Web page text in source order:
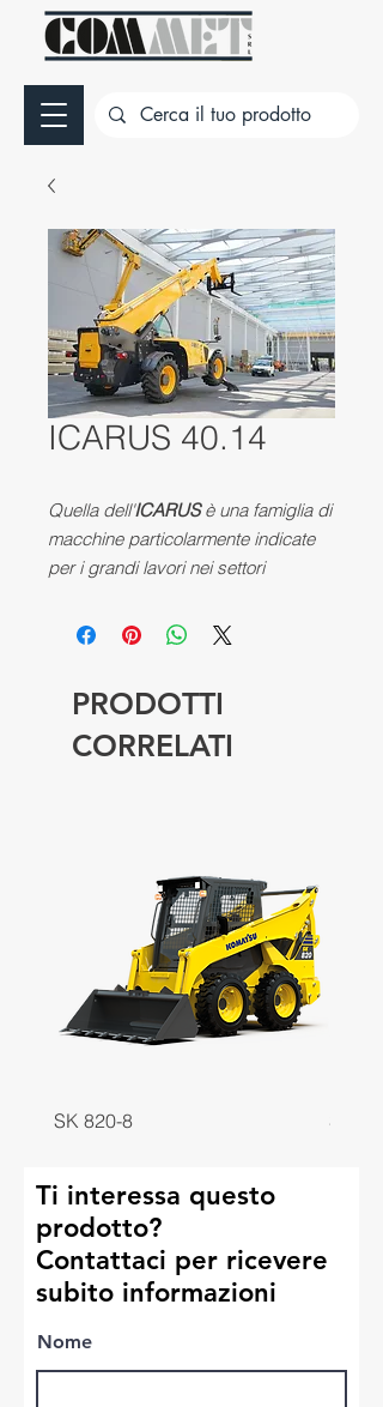
ICARUS 40.14
Quella dell'ICARUSè una famiglia di
macchine particolarmente indicate
per i grandi lavori nei settori
alle caratteristiche di grande
PRODOTTI
CORRELATI
SK 820-8 SK
Ti interessa questo
prodotto?
Contattaci per ricevere
subito informazioni
Nome